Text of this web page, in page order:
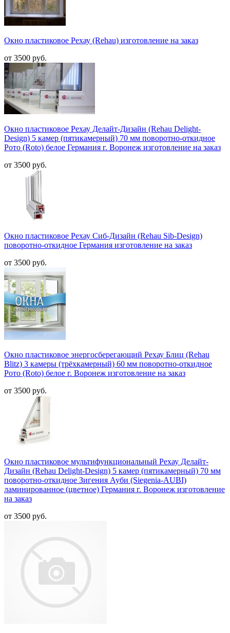
Окно пластиковое Рехау (Rehau) изготовление на заказ
от 3500 руб.
Окно пластиковое Рехау Делайт-Дизайн (Rehau Delight-
Design) 5 камер (пятикамерный) 70 мм поворотно-откидное
Рото (Roto) белое Германия г. Воронеж изготовление на заказ
от 3500 руб.
Окно пластиковое Рехау Сиб-Дизайн (Rehau Sib-Design)
поворотно-откидное Германия изготовление на заказ
от 3500 руб.
Окно пластиковое энергосберегающий Рехау Блиц (Rehau
Blitz) 3 камеры (трёхкамерный) 60 мм поворотно-откидное
Рото (Roto) белое г. Воронеж изготовление на заказ
от 3500 руб.
Окно пластиковое мультифункциональный Рехау Делайт-
Дизайн (Rehau Delight-Design) 5 камер (пятикамерный) 70 мм
поворотно-откидное Зигения Ауби (Siegenia-AUBI)
ламинированное (цветное) Германия г. Воронеж изготовление
на заказ
от 3500 руб.